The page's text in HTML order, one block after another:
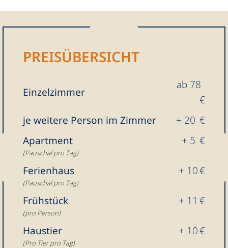
PREISÜBERSICHT
Einzelzimmer
ab 78
€
je weitere Person im Zimmer
+ 20 €
Apartment
+ 5 €
(Pauschal pro Tag)
Ferienhaus + 10 €
(Pauschal pro Tag)
Frühstück + 11 €
(pro Person)
Haustier + 10 €
(Pro Tier pro Tag)